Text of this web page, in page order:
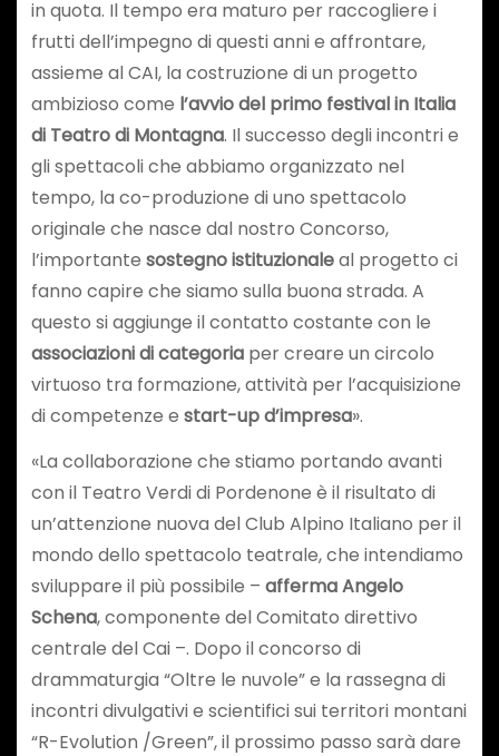
in quota. Il tempo era maturo per raccogliere i
frutti dell’impegno di questi anni e affrontare,
assieme al CAI, la costruzione di un progetto
ambizioso come l’avvio del primo festivalin Italia
di Teatro di Montagna. Il successo degli incontri e
gli spettacoli che abbiamo organizzato nel
tempo, la co-produzione di uno spettacolo
originale che nasce dal nostro Concorso,
l’importante sostegno istituzionaleal progetto ci
fanno capire che siamo sulla buona strada. A
questo si aggiunge il contatto costante con le
associazioni di categoriaper creare un circolo
virtuoso tra formazione, attività per l’acquisizione
di competenze e start-up d’impresa».
«La collaborazione che stiamo portando avanti
con il Teatro Verdi di Pordenone è il risultato di
un’attenzione nuova del Club Alpino Italiano per il
mondo dello spettacolo teatrale, che intendiamo
sviluppare il più possibile – afferma Angelo
Schena, componente del Comitato direttivo
centrale del Cai –. Dopo il concorso di
drammaturgia “Oltre le nuvole” e la rassegna di
incontri divulgativi e scientifici sui territori montani
“R-Evolution /Green”, il prossimo passo sarà dare